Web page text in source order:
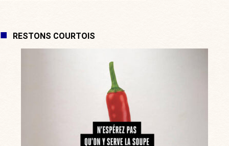
RESTONS COURTOIS